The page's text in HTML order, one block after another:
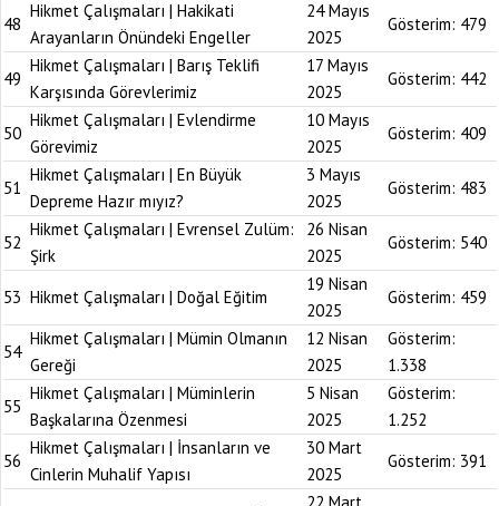
48
Hikmet Çalışmaları | Hakikati
Arayanların Önündeki Engeller
24 Mayıs
2025
Gösterim: 479
49
Hikmet Çalışmaları | Barış Teklifi
Karşısında Görevlerimiz
17 Mayıs
2025
Gösterim: 442
50
Hikmet Çalışmaları | Evlendirme
Görevimiz
10 Mayıs
2025
Gösterim: 409
51
Hikmet Çalışmaları | En Büyük
Depreme Hazır mıyız?
3 Mayıs
2025
Gösterim: 483
52
Hikmet Çalışmaları | Evrensel Zulüm:
Şirk
26 Nisan
2025
Gösterim: 540
53 Hikmet Çalışmaları | Doğal Eğitim
19 Nisan
2025
Gösterim: 459
54
Hikmet Çalışmaları | Mümin Olmanın
Gereği
12 Nisan
2025
Gösterim:
1.338
55
Hikmet Çalışmaları | Müminlerin
Başkalarına Özenmesi
5 Nisan
2025
Gösterim:
1.252
56
Hikmet Çalışmaları | İnsanların ve
Cinlerin Muhalif Yapısı
30 Mart
2025
Gösterim: 391